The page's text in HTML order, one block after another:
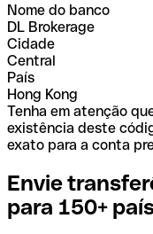
Nome do banco
DL Brokerage
Cidade
Central
País
Hong Kong
Tenha em atenção
existência deste
exato para a conta
Envie
para 150+